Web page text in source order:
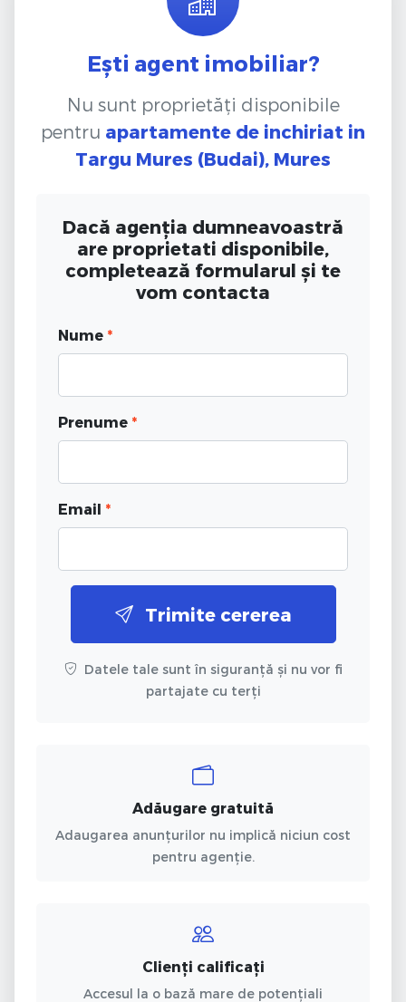
Ești agent imobiliar?
Nu sunt proprietăți disponibile
pentru apartamente de inchiriat in
Targu Mures (Budai), Mures
Dacă agenția dumneavoastră
are proprietati disponibile,
completează formularul și te
vom contacta
Nume *
Prenume *
Email *
Trimite cererea
Datele tale sunt în siguranță și nu vor fi
partajate cu terți
Adăugare gratuită
Adaugarea anunțurilor nu implică niciun cost
pentru agenție.
Clienți calificați
Accesul la o bază mare de potențiali